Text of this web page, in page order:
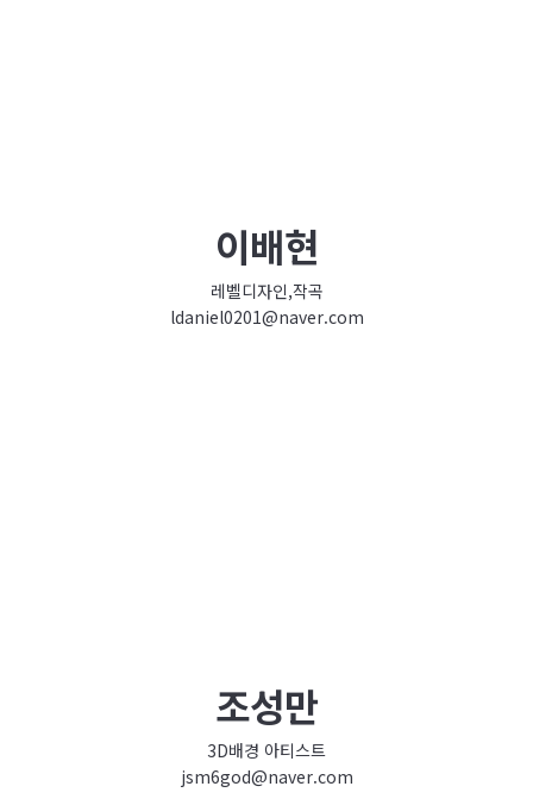
이배현
레벨디자인,작곡
ldaniel0201@naver.com
조성만
3D배경 아티스트
jsm6god@naver.com